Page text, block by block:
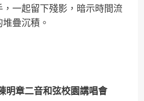
一起留下殘影，暗示時間流
疊沉積。
明章二音和弦校園講唱會